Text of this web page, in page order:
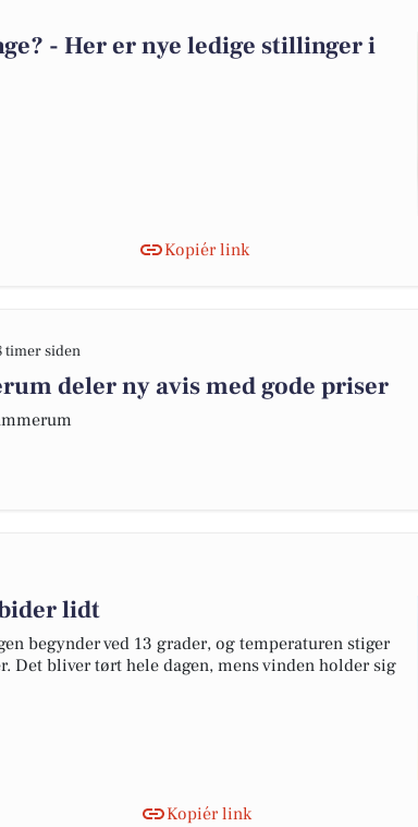
- Her er nye ledige stillinger i
Kopiér link
timer siden
deler ny avis med gode priser
lidt
begynder ved 13 grader, og temperaturen stiger
Det bliver tørt hele dagen, mens vinden holder sig
Kopiér link